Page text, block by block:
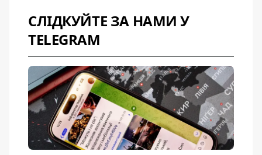
СЛІДКУЙТЕ ЗА НАМИ У
TELEGRAM